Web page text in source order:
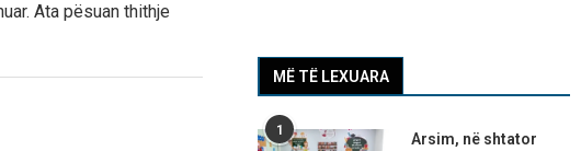
Ata pësuan thithje
MË TË LEXUARA
1
Arsim, në shtator